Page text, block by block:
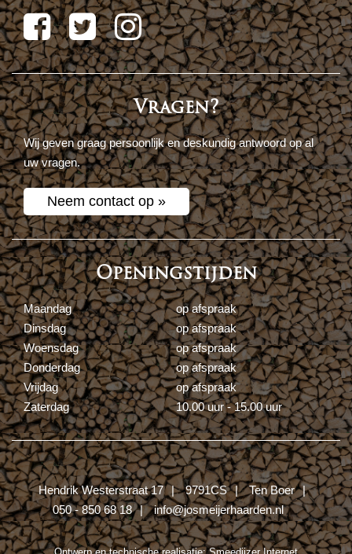
Vragen?
Wij geven graag persoonlijk en deskundig antwoord op al
uw vragen.
Neem contact op »
Openingstijden
Maandag
op afspraak
Dinsdag
op afspraak
Woensdag
op afspraak
Donderdag
op afspraak
Vrijdag
op afspraak
Zaterdag
10.00 uur - 15.00 uur
Hendrik Westerstraat 17 9791CS
Ten Boer
050 - 850 68 18
info@josmeijerhaarden.nl